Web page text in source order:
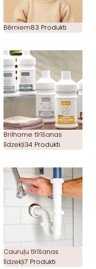
Bērniem83 Produkti
Brilhome tīrīšanas
līdzekļi34 Produkti
Cauruļu tīrīšanas
līdzekļi7 Produkti